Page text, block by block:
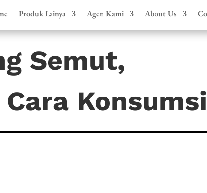
Produk Lainya Agen Kami About Us
Semut,
Konsumsi